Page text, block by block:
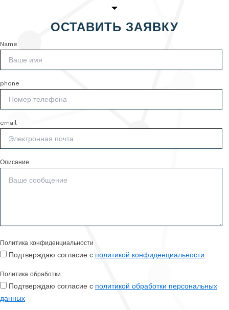
ОСТАВИТЬ ЗАЯВКУ
Name
phone
email
Описание
Политика конфиденциальности
Подтверждаю согласие с политикой конфиденциальности
Политика обработки
Подтверждаю согласие с политикой обработки персональных
данных